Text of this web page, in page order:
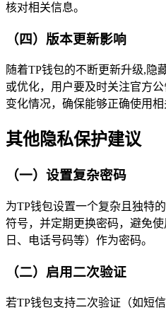
核对相关信息。
（四）版本更新影响
随着TP钱包的不断更新升级,隐
或优化，用户要及时关注官方
变化情况，确保能够正确使用相
其他隐私保护建议
（一）设置复杂密码
为TP钱包设置一个复杂且独特
符号，并定期更换密码，避免
日、电话号码等）作为密码。
（二）启用二次验证
若TP钱包支持二次验证（如短